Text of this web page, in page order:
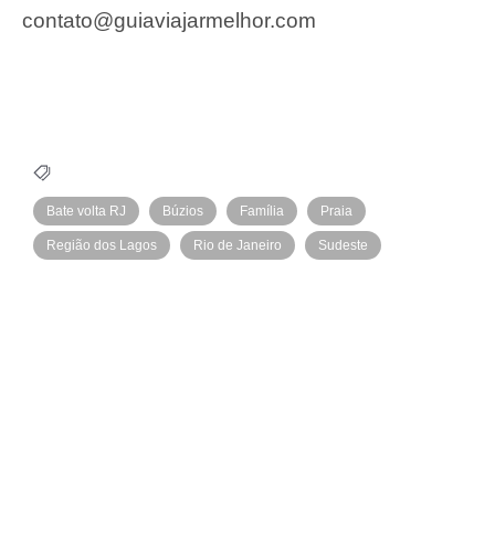
contato@guiaviajarmelhor.com
Bate volta RJ Búzios Família Praia
Região dos Lagos Rio de Janeiro Sudeste